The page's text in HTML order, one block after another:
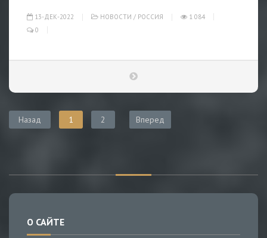
13-ДЕК-2022 НОВОСТИ / РОССИЯ
1 084
0
Назад 1 2 Вперед
О САЙТЕ